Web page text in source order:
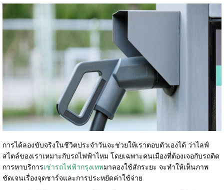
การได้ลองขับจริงในชีวิตประจำวันจะช่วยให้เราตอบตัวเองได้ ว่าไลฟ์
สไตล์ของเราเหมาะกับรถไฟฟ้าไหม โดยเฉพาะคนเมืองที่ต้องเจอกับรถติด
การหาบริการเช่ารถไฟฟ้ากรุงเทพมาลองใช้สักระยะ จะทำให้เห็นภาพ
ชัดเจนเรื่องจุดชาร์จและการประหยัดค่าใช้จ่าย